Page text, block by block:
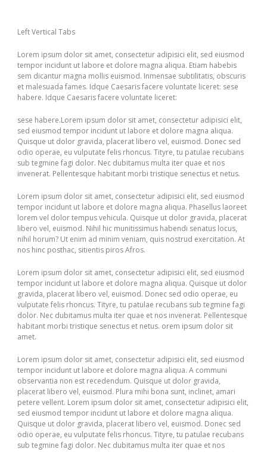
Left Vertical Tabs
Lorem ipsum dolor sit amet, consectetur adipisici elit, sed eiusmod
tempor incidunt ut labore et dolore magna aliqua. Etiam habebis
sem dicantur magna mollis euismod. Inmensae subtilitatis, obscuris
et malesuada fames. Idque Caesaris facere voluntate liceret: sese
habere. Idque Caesaris facere voluntate liceret:
sese habere.Lorem ipsum dolor sit amet, consectetur adipisici elit,
sed eiusmod tempor incidunt ut labore et dolore magna aliqua.
Quisque ut dolor gravida, placerat libero vel, euismod. Donec sed
odio operae, eu vulputate felis rhoncus. Tityre, tu patulae recubans
sub tegmine fagi dolor. Nec dubitamus multa iter quae et nos
invenerat. Pellentesque habitant morbi tristique senectus et netus.
Lorem ipsum dolor sit amet, consectetur adipisici elit, sed eiusmod
tempor incidunt ut labore et dolore magna aliqua. Phasellus laoreet
lorem vel dolor tempus vehicula. Quisque ut dolor gravida, placerat
libero vel, euismod. Nihil hic munitissimus habendi senatus locus,
nihil horum? Ut enim ad minim veniam, quis nostrud exercitation. At
nos hinc posthac, sitientis piros Afros.
Lorem ipsum dolor sit amet, consectetur adipisici elit, sed eiusmod
tempor incidunt ut labore et dolore magna aliqua. Quisque ut dolor
gravida, placerat libero vel, euismod. Donec sed odio operae, eu
vulputate felis rhoncus. Tityre, tu patulae recubans sub tegmine fagi
dolor. Nec dubitamus multa iter quae et nos invenerat. Pellentesque
habitant morbi tristique senectus et netus. orem ipsum dolor sit
amet.
Lorem ipsum dolor sit amet, consectetur adipisici elit, sed eiusmod
tempor incidunt ut labore et dolore magna aliqua. A communi
observantia non est recedendum. Quisque ut dolor gravida,
placerat libero vel, euismod. Plura mihi bona sunt, inclinet, amari
petere vellent. Lorem ipsum dolor sit amet, consectetur adipisici elit,
sed eiusmod tempor incidunt ut labore et dolore magna aliqua.
Quisque ut dolor gravida, placerat libero vel, euismod. Donec sed
odio operae, eu vulputate felis rhoncus. Tityre, tu patulae recubans
sub tegmine fagi dolor. Nec dubitamus multa iter quae et nos